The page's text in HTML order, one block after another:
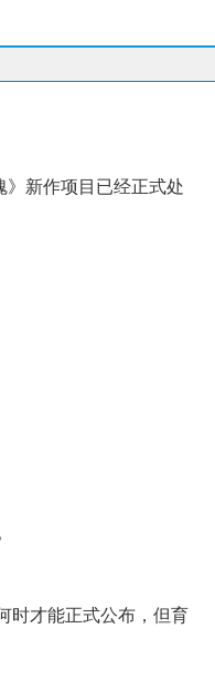
新作项目已经正式处
时才能正式公布，但育